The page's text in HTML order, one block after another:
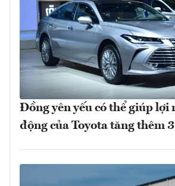
Đồng yên yếu có thể giúp lợi
động của Toyota tăng thêm